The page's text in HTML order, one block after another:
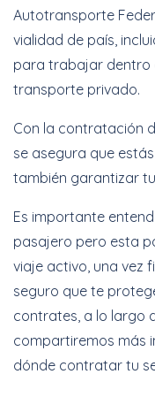
Autotransporte
vialidad de país,
para trabajar dentro
transporte privado.
Con la contratación
se asegura que
también garantizar
Es importante
pasajero pero esta
viaje activo, una vez
seguro que te
contrates, a lo largo
compartiremos más
dónde contratar tu